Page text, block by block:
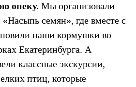
опеку. Мы организовали
семян», где вместе с
наши кормушки во
Екатеринбурга. А
классные экскурсии,
птиц, которые